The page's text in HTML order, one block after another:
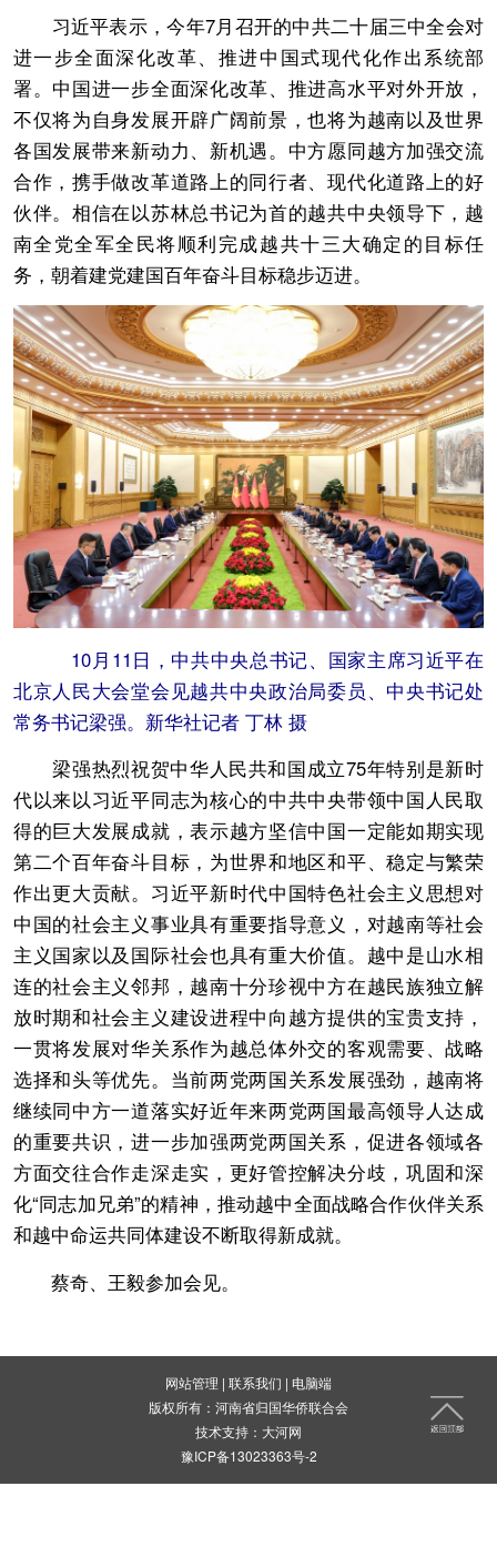
习近平表示，今年7月召开的中共二十届三中全会对
进一步全面深化改革、推进中国式现代化作出系统部
署。中国进一步全面深化改革、推进高水平对外开放，
不仅将为自身发展开辟广阔前景，也将为越南以及世界
各国发展带来新动力、新机遇。中方愿同越方加强交流
合作，携手做改革道路上的同行者、现代化道路上的好
伙伴。相信在以苏林总书记为首的越共中央领导下，越
南全党全军全民将顺利完成越共十三大确定的目标任
务，朝着建党建国百年奋斗目标稳步迈进。
10月11日，中共中央总书记、国家主席习近平在
北京人民大会堂会见越共中央政治局委员、中央书记处
常务书记梁强。新华社记者 丁林 摄
梁强热烈祝贺中华人民共和国成立75年特别是新时
代以来以习近平同志为核心的中共中央带领中国人民取
得的巨大发展成就，表示越方坚信中国一定能如期实现
第二个百年奋斗目标，为世界和地区和平、稳定与繁荣
作出更大贡献。习近平新时代中国特色社会主义思想对
中国的社会主义事业具有重要指导意义，对越南等社会
主义国家以及国际社会也具有重大价值。越中是山水相
连的社会主义邻邦，越南十分珍视中方在越民族独立解
放时期和社会主义建设进程中向越方提供的宝贵支持，
一贯将发展对华关系作为越总体外交的客观需要、战略
选择和头等优先。当前两党两国关系发展强劲，越南将
继续同中方一道落实好近年来两党两国最高领导人达成
的重要共识，进一步加强两党两国关系，促进各领域各
方面交往合作走深走实，更好管控解决分歧，巩固和深
化“同志加兄弟”的精神，推动越中全面战略合作伙伴关系
和越中命运共同体建设不断取得新成就。
蔡奇、王毅参加会见。
网站管理 | 联系我们 | 电脑端
版权所有：河南省归国华侨联合会
技术支持： 大河网
豫ICP备13023363号-2